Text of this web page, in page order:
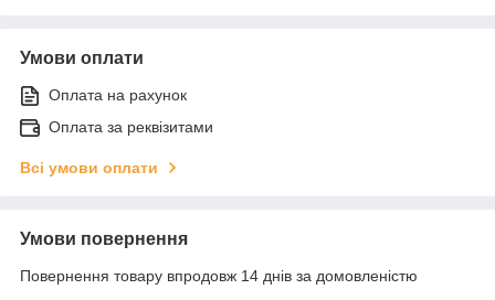
Умови оплати
Оплата на рахунок
Оплата за реквізитами
Всі умови оплати
Умови повернення
Повернення товару впродовж 14 днів за домовленістю